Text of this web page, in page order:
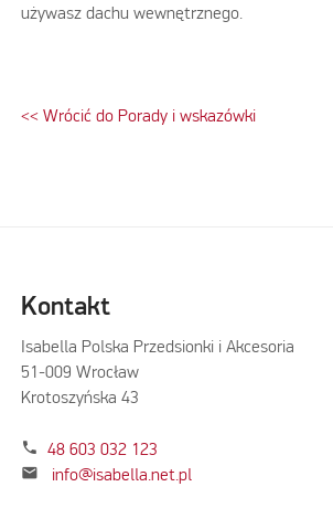
używasz dachu wewnętrznego.
<< Wrócić do Porady i wskazówki
Kontakt
Isabella Polska Przedsionki i Akcesoria
51-009 Wrocław
Krotoszyńska 43
phone 48 603 032 123
mail info@isabella.net.pl